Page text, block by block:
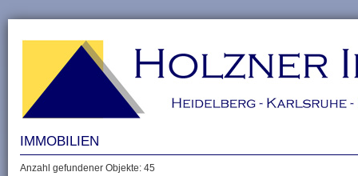
IMMOBILIEN
Anzahl gefundener Objekte: 45